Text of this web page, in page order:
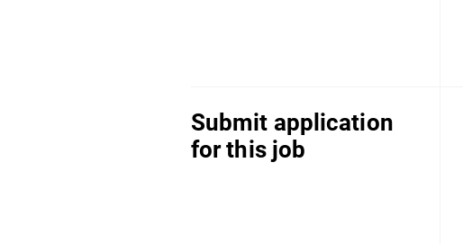
Submit application
for this job